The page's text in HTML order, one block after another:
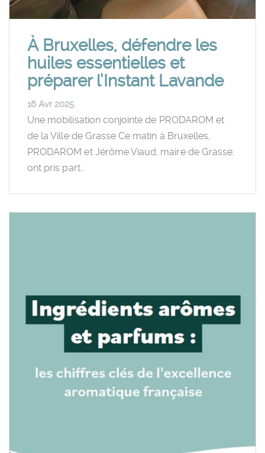
À Bruxelles, défendre les
huiles essentielles et
préparer l’Instant Lavande
16 Avr 2025
Une mobilisation conjointe de PRODAROM et
de la Ville de Grasse Ce matin à Bruxelles,
PRODAROM et Jérôme Viaud, maire de Grasse,
ont pris part…